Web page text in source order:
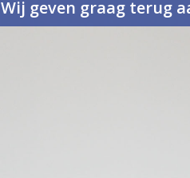
Wij geven graag terug